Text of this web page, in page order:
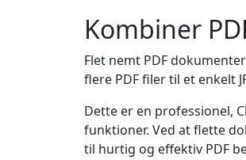
Kombiner
Flet nemt PDF
flere PDF filer til et enkelt
Dette er en professionel,
funktioner. Ved at flette
til hurtig og effektiv PDF